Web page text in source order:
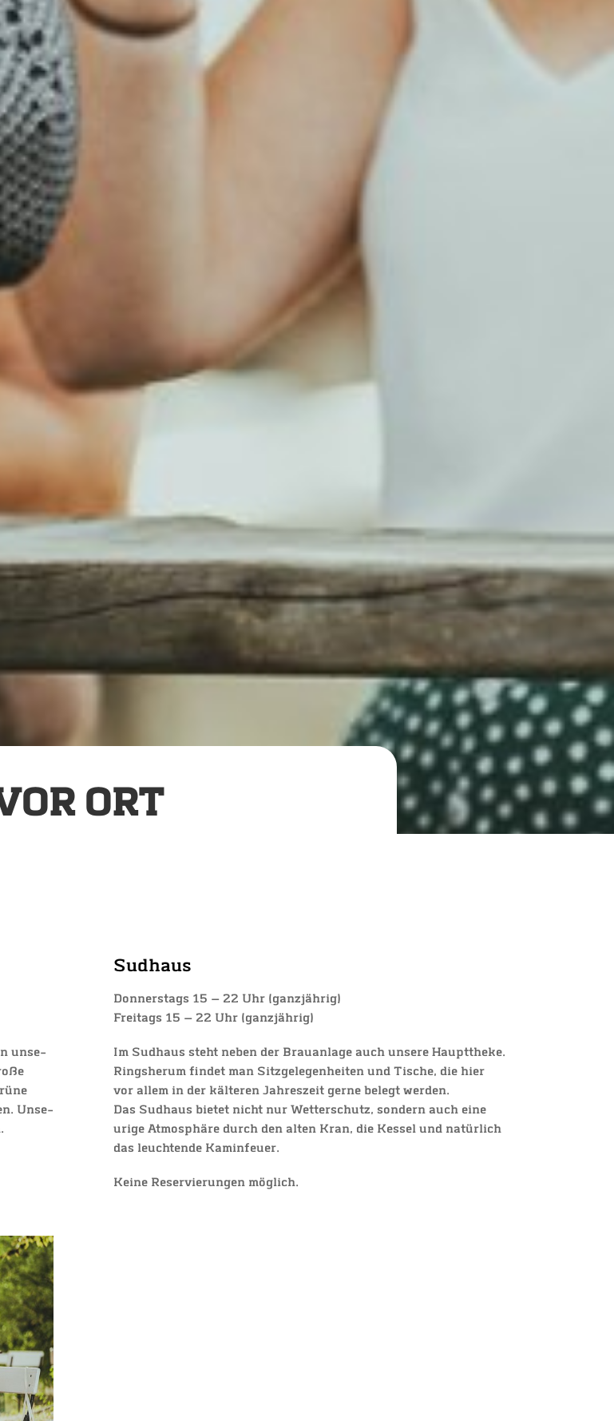
ORT
unse­
Unse­
Sud­haus
Don­ners­tags 15 — 22 Uhr (ganz­jäh­rig)
Frei­tags 15 — 22 Uhr (ganz­jäh­rig)
Im Sud­haus steht neben der Brau­an­la­ge auch unse­re Haupt­the­ke.
Rings­her­um fin­det man Sitz­ge­le­gen­hei­ten und Tische, die hier
vor allem in der käl­te­ren Jahreszeit ger­ne belegt wer­den.
Das Sud­haus bie­tet nicht nur Wet­ter­schutz, son­dern auch eine
uri­ge Atmo­sphä­re durch den alten Kran, die Kes­sel und natür­lich
das leuch­ten­de Kaminfeuer.
Kei­ne Reser­vie­run­gen möglich.